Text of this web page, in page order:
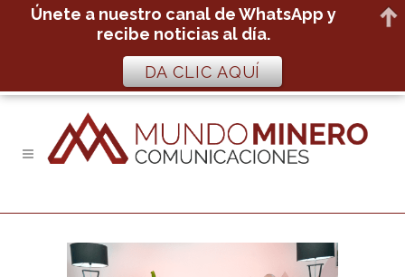
Únete a nuestro canal de WhatsApp y
recibe noticias al día.
DA CLIC AQUÍ